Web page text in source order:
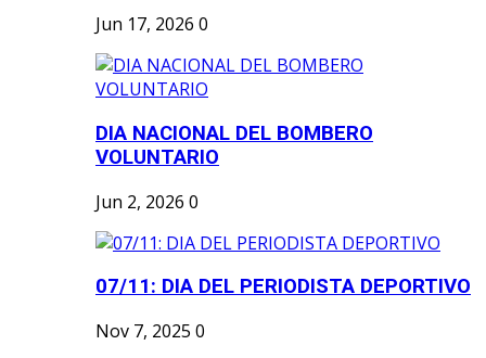
Jun 17, 2026 0
DIA NACIONAL DEL BOMBERO
VOLUNTARIO
Jun 2, 2026 0
07/11: DIA DEL PERIODISTA DEPORTIVO
Nov 7, 2025 0